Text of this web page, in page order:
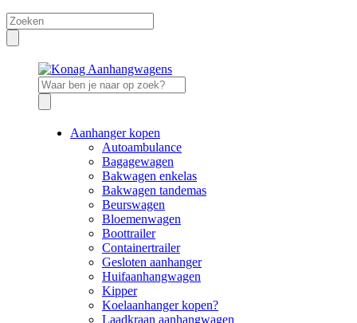
Aanhanger kopen
Autoambulance
Bagagewagen
Bakwagen enkelas
Bakwagen tandemas
Beurswagen
Bloemenwagen
Boottrailer
Containertrailer
Gesloten aanhanger
Huifaanhangwagen
Kipper
Koelaanhanger kopen?
Laadkraan aanhangwagen